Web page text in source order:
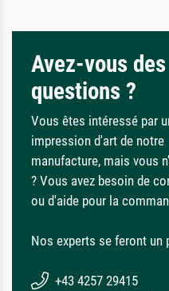
Avez-vous des
questions ?
Vous êtes intéressé par
impression d'art de notre
manufacture, mais vous
? Vous avez besoin de
ou d'aide pour la
Nos experts se feront un
+43 4257 29415